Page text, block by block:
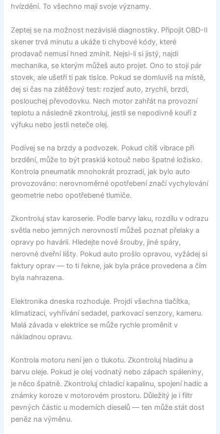
hvízdění. To všechno mají svoje významy.
Zeptej se na možnost nezávislé diagnostiky. Připojit OBD-II
skener trvá minutu a ukáže ti chybové kódy, které
prodavač nemusí hned zmínit. Nejsi-li si jistý, najdi
mechanika, se kterým můžeš auto projet. Ono to stojí pár
stovek, ale ušetří ti pak tisíce. Pokud se domluvíš na místě,
dej si čas na zátěžový test: rozjeď auto, zrychli, brzdi,
poslouchej převodovku. Nech motor zahřát na provozní
teplotu a následně zkontroluj, jestli se nepodivně kouří z
výfuku nebo jestli neteče olej.
Podívej se na brzdy a podvozek. Pokud cítíš vibrace při
brzdění, může to být prasklá kotouč nebo špatné ložisko.
Kontrola pneumatik mnohokrát prozradí, jak bylo auto
provozováno: nerovnoměrné opotřebení značí vychylování
geometrie nebo opotřebené tlumiče.
Zkontroluj stav karoserie. Podle barvy laku, rozdílu v odrazu
světla nebo jemných nerovností můžeš poznat přelaky a
opravy po havárii. Hledejte nové šrouby, jiné spáry,
nerovné dveřní lišty. Pokud auto prošlo opravou, vyžádej si
faktury oprav — to ti řekne, jak byla práce provedena a čím
byla nahrazena.
Elektronika dneska rozhoduje. Projdi všechna tlačítka,
klimatizaci, vyhřívání sedadel, parkovací senzory, kameru.
Malá závada v elektrice se může rychle proměnit v
nákladnou opravu.
Kontrola motoru není jen o tlukotu. Zkontroluj hladinu a
barvu oleje. Pokud je olej vodnatý nebo zápach spáleniny,
je něco špatně. Zkontroluj chladicí kapalinu, spojení hadic a
známky koroze v motorovém prostoru. Důležitý je i filtr
pevných částic u moderních dieselů — ten může stát dost
peněz na výměnu.